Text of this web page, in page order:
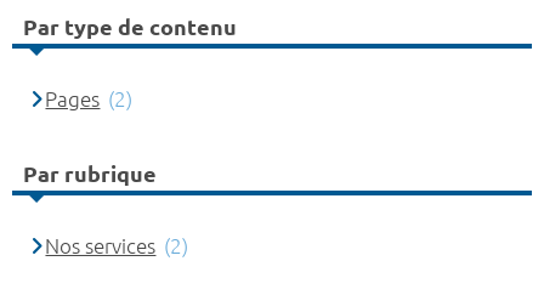
Par type de contenu
Pages (2)
Par rubrique
Nos services (2)